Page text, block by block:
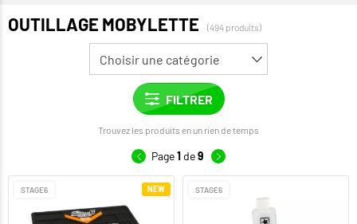
OUTILLAGE MOBYLETTE (494 produits)
Trouvez les produits en un rien de temps
Page1 de9
STAGE6 NEW STAGE6